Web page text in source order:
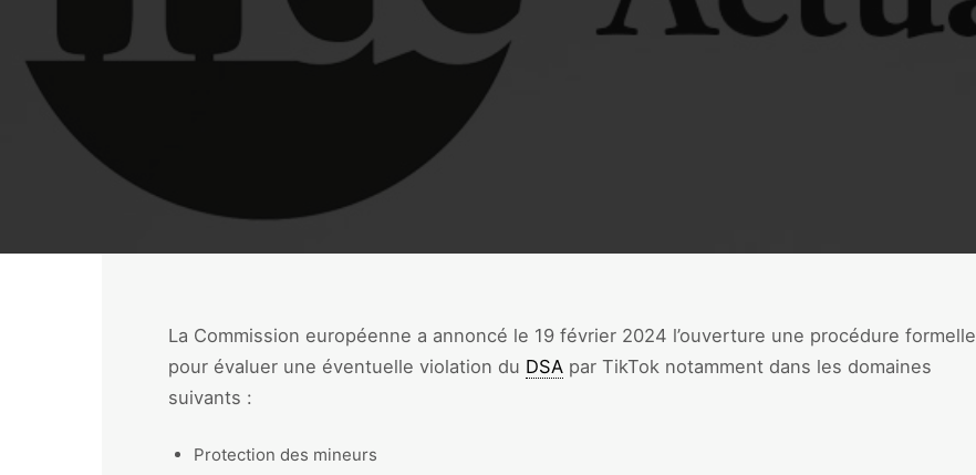
La Commission européenne a annoncé le 19 février 2024 l’ouverture une procédure formelle
pour évaluer une éventuelle violation du DSA par TikTok notamment dans les domaines
suivants :
Protection des mineurs